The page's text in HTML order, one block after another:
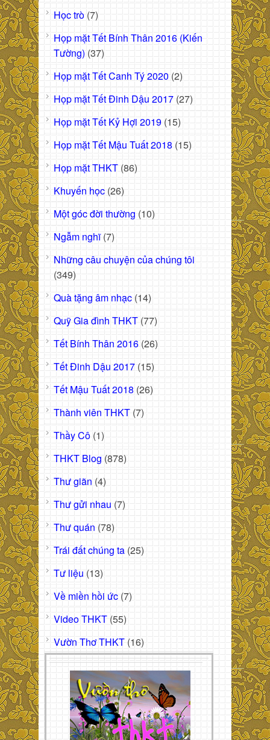
Học trò (7)
Họp mặt Tết Bính Thân 2016 (Kiến
Tường) (37)
Họp mặt Tết Canh Tý 2020 (2)
Họp mặt Tết Đinh Dậu 2017 (27)
Họp mặt Tết Kỷ Hợi 2019 (15)
Họp mặt Tết Mậu Tuất 2018 (15)
Họp mặt THKT (86)
Khuyến học (26)
Một góc đời thường (10)
Ngẫm nghĩ(7)
Những câu chuyện của chúng tôi
(349)
Quà tặng âm nhạc (14)
Quỹ Gia đình THKT (77)
Tết Bính Thân 2016 (26)
Tết Đinh Dậu 2017 (15)
Tết Mậu Tuất 2018 (26)
Thành viên THKT (7)
Thầy Cô (1)
THKT Blog (878)
Thư giãn (4)
Thư gửi nhau (7)
Thư quán (78)
Trái đất chúng ta (25)
Tư liệu (13)
Về miền hồi ức (7)
Video THKT (55)
Vườn Thơ THKT (16)